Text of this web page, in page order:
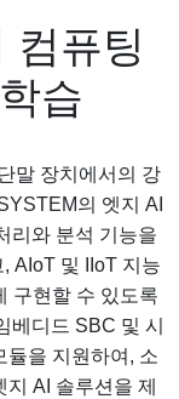
컴퓨팅
습
말 장치에서의 강
의 엣지 AI
리와 분석 기능을
AIoT 및 IIoT 지능
구현할 수 있도록
베디드 SBC 및 시
듈을 지원하여, 소
AI 솔루션을 제